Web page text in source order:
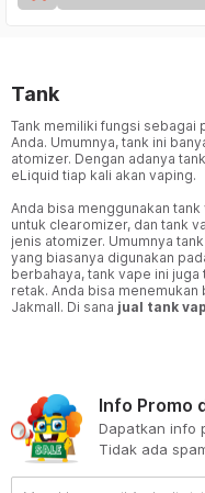
Tank
Tank memiliki fungsi sebagai
Anda. Umumnya, tank ini
atomizer. Dengan adanya
eLiquid tiap kali akan vaping.
Anda bisa menggunakan
untuk clearomizer, dan tank
jenis atomizer. Umumnya
yang biasanya digunakan
berbahaya, tank vape ini
retak. Anda bisa
Jakmall. Di sana jual tank
Info Promo
Dapatkan info
Tidak ada